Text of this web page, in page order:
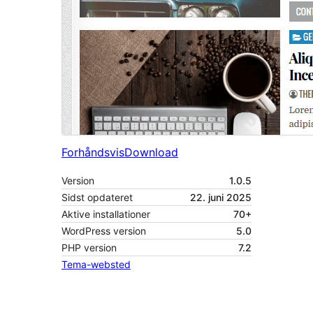
ForhåndsvisDownload
Version
1.0.5
Sidst opdateret
22. juni 2025
Aktive installationer
70+
WordPress version
5.0
PHP version
7.2
Tema-websted